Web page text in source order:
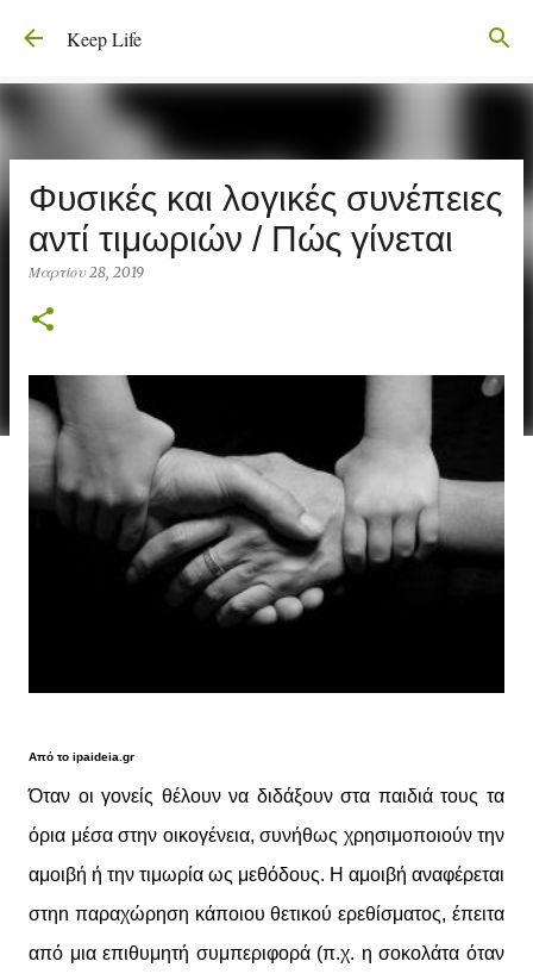
Μετάβαση στο κύριο περιεχόμενο
Keep Life
Φυσικές και λογικές συνέπειες
αντί τιμωριών / Πώς γίνεται
Μαρτίου 28, 2019
Από το ipaideia.gr
Όταν οι γονείς θέλουν να διδάξουν στα παιδιά τους τα
όρια μέσα στην οικογένεια, συνήθως χρησιμοποιούν την
αμοιβή ή την τιμωρία ως μεθόδους. Η αμοιβή αναφέρεται
στηn παραχώρηση κάποιου θετικού ερεθίσματος, έπειτα
από μια επιθυμητή συμπεριφορά (π.χ. η σοκολάτα όταν